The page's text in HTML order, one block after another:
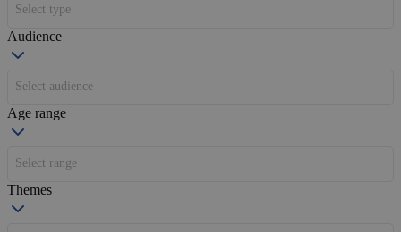
Select type
Audience
Select audience
Age range
Select range
Themes